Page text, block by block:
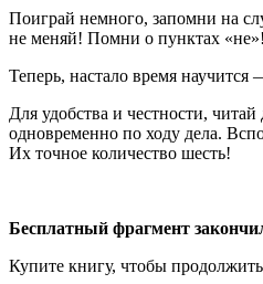
Поиграй немного, запомни на
не меняй! Помни о пунктах
Теперь, настало время научится
Для удобства и честности,
одновременно по ходу дела.
Их точное количество шесть!
Бесплатный фрагмент
Купите книгу, чтобы